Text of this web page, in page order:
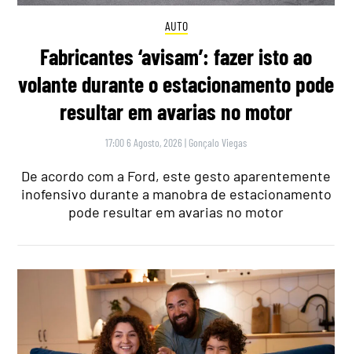
AUTO
Fabricantes ‘avisam’: fazer isto ao
volante durante o estacionamento pode
resultar em avarias no motor
17:00 6 Agosto, 2026 | Gonçalo Viegas
De acordo com a Ford, este gesto aparentemente
inofensivo durante a manobra de estacionamento
pode resultar em avarias no motor